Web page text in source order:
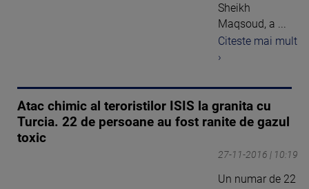
Sheikh
Maqsoud, a ...
Citeste mai mult
›
Atac chimic al teroristilor ISIS la granita cu
Turcia. 22 de persoane au fost ranite de gazul
toxic
27-11-2016 | 10:19
Un numar de 22